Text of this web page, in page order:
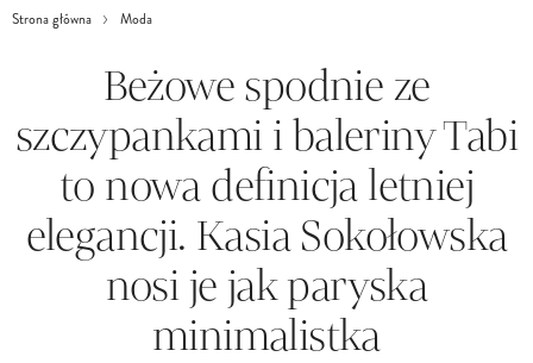
Strona główna Moda
Beżowe spodnie ze
szczypankami i baleriny Tabi
to nowa definicja letniej
elegancji. Kasia Sokołowska
nosi je jak paryska
minimalistka